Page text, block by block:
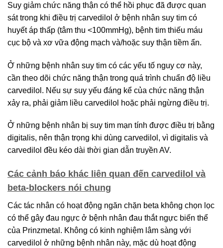
Suy giảm chức năng thận có thể hồi phục đã được quan
sát trong khi điều trị carvedilol ở bệnh nhân suy tim có
huyết áp thấp (tâm thu <100mmHg), bệnh tim thiếu máu
cục bộ và xơ vữa động mạch và/hoặc suy thận tiềm ẩn.
Ở những bệnh nhân suy tim có các yếu tố nguy cơ này,
cần theo dõi chức năng thận trong quá trình chuẩn độ liều
carvedilol. Nếu sự suy yếu đáng kể của chức năng thận
xảy ra, phải giảm liều carvedilol hoặc phải ngừng điều trị.
Ở những bệnh nhân bị suy tim mạn tính được điều trị bằng
digitalis, nên thận trọng khi dùng carvedilol, vì digitalis và
carvedilol đều kéo dài thời gian dẫn truyền AV.
Các cảnh báo khác liên quan đến carvedilol và
beta-blockers nói chung
Các tác nhân có hoạt động ngăn chặn beta không chọn lọc
có thể gây đau ngực ở bệnh nhân đau thắt ngực biến thể
của Prinzmetal. Không có kinh nghiệm lâm sàng với
carvedilol ở những bệnh nhân này, mặc dù hoạt động